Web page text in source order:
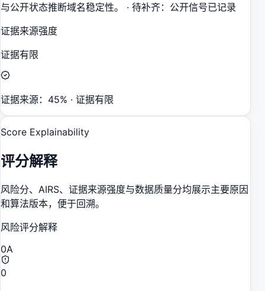
与公开状态推断域名稳定性。 · 待补齐：公开信号已记录
证据来源强度
证据有限
证据来源：45% · 证据有限
Score Explainability
评分解释
风险分、AIRS、证据来源强度与数据质量分均展示主要原因
和算法版本，便于回溯。
风险评分解释
0A
0